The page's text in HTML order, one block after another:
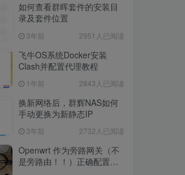
如何查看群晖套件的安装目
录及套件位置
3年前 2951人已阅读
飞牛OS系统Docker安装
Clash并配置代理教程
1年前 2843人已阅读
换新网络后，群辉NAS如何
手动更换为新静态IP
3年前 2732人已阅读
Openwrt 作为旁路网关（不
是旁路由！！）正确配置方